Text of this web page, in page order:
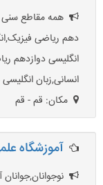
دهم ریاضی
انگلیسی دوازدهم
انسانی,زبان
مکان: قم - قم
آموزشگاه